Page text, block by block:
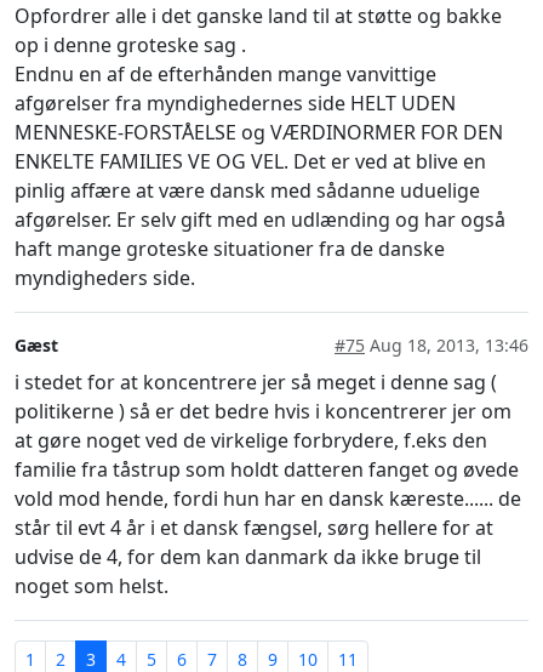
Opfordrer alle i det ganske land til at støtte og bakke
op i denne groteske sag .
Endnu en af de efterhånden mange vanvittige
afgørelser fra myndighedernes side HELT UDEN
MENNESKE-FORSTÅELSE og VÆRDINORMER FOR DEN
ENKELTE FAMILIES VE OG VEL. Det er ved at blive en
pinlig affære at være dansk med sådanne uduelige
afgørelser. Er selv gift med en udlænding og har også
haft mange groteske situationer fra de danske
myndigheders side.
Gæst #75 Aug 18, 2013, 13:46
i stedet for at koncentrere jer så meget i denne sag (
politikerne ) så er det bedre hvis i koncentrerer jer om
at gøre noget ved de virkelige forbrydere, f.eks den
familie fra tåstrup som holdt datteren fanget og øvede
vold mod hende, fordi hun har en dansk kæreste...... de
står til evt 4 år i et dansk fængsel, sørg hellere for at
udvise de 4, for dem kan danmark da ikke bruge til
noget som helst.
1 2 3 4 5 6 7 8 9 10 11